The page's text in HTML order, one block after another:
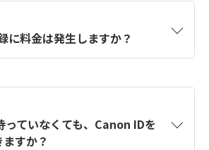
ビスから取得します。アカウントを
きるように、この情報を使用して
録フォームを入力します。
に料金は発生しますか？
ていなくても、Canon IDを
すか？